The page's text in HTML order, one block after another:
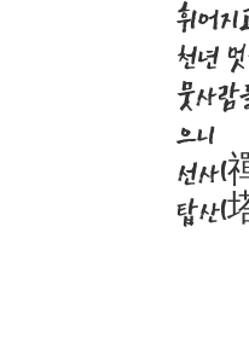
휘어지
천년 멋
뭇사
으니
선사(
탑산(